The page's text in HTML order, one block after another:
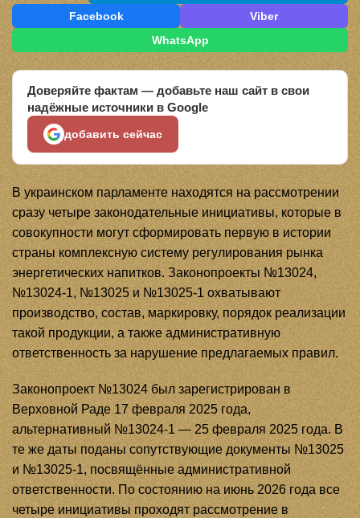
Facebook
Viber
WhatsApp
Доверяйте фактам — добавьте наш сайт в свои
надёжные источники в Google
добавить сейчас
В украинском парламенте находятся на рассмотрении
сразу четыре законодательные инициативы, которые в
совокупности могут сформировать первую в истории
страны комплексную систему регулирования рынка
энергетических напитков. Законопроекты №13024,
№13024-1, №13025 и №13025-1 охватывают
производство, состав, маркировку, порядок реализации
такой продукции, а также административную
ответственность за нарушение предлагаемых правил.
Законопроект №13024 был зарегистрирован в
Верховной Раде 17 февраля 2025 года,
альтернативный №13024-1 — 25 февраля 2025 года. В
те же даты поданы сопутствующие документы №13025
и №13025-1, посвящённые административной
ответственности. По состоянию на июнь 2026 года все
четыре инициативы проходят рассмотрение в